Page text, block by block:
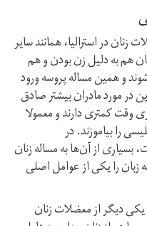
در استرالیا، همانند سایر
هم به دلیل زن بودن و هم
و همین مساله پروسه ورود
در مورد مادران بیشتر صادق
وقت کمتری دارند و معمولا
را بیاموزند. در
بسیاری از آن‌ها به مساله زنان
زبان را یکی از عوامل اصلی
یکی دیگر از معضلات زنان